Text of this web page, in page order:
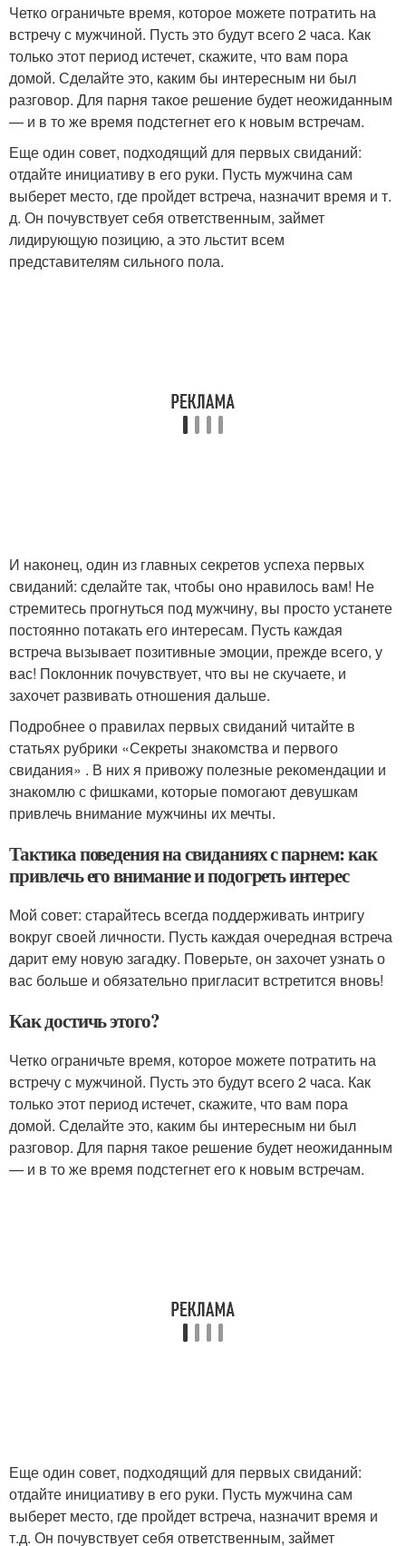
Четко ограничьте время, которое можете потратить на
встречу с мужчиной. Пусть это будут всего 2 часа. Как
только этот период истечет, скажите, что вам пора
домой. Сделайте это, каким бы интересным ни был
разговор. Для парня такое решение будет неожиданным
— и в то же время подстегнет его к новым встречам.
Еще один совет, подходящий для первых свиданий:
отдайте инициативу в его руки. Пусть мужчина сам
выберет место, где пройдет встреча, назначит время и т.
д. Он почувствует себя ответственным, займет
лидирующую позицию, а это льстит всем
представителям сильного пола.
И наконец, один из главных секретов успеха первых
свиданий: сделайте так, чтобы оно нравилось вам! Не
стремитесь прогнуться под мужчину, вы просто устанете
постоянно потакать его интересам. Пусть каждая
встреча вызывает позитивные эмоции, прежде всего, у
вас! Поклонник почувствует, что вы не скучаете, и
захочет развивать отношения дальше.
Подробнее о правилах первых свиданий читайте в
статьях рубрики «Секреты знакомства и первого
свидания» . В них я привожу полезные рекомендации и
знакомлю с фишками, которые помогают девушкам
привлечь внимание мужчины их мечты.
Тактика поведения на свиданиях с парнем: как
привлечь его внимание и подогреть интерес
Мой совет: старайтесь всегда поддерживать интригу
вокруг своей личности. Пусть каждая очередная встреча
дарит ему новую загадку. Поверьте, он захочет узнать о
вас больше и обязательно пригласит встретится вновь!
Как достичь этого?
Четко ограничьте время, которое можете потратить на
встречу с мужчиной. Пусть это будут всего 2 часа. Как
только этот период истечет, скажите, что вам пора
домой. Сделайте это, каким бы интересным ни был
разговор. Для парня такое решение будет неожиданным
— и в то же время подстегнет его к новым встречам.
Еще один совет, подходящий для первых свиданий:
отдайте инициативу в его руки. Пусть мужчина сам
выберет место, где пройдет встреча, назначит время и
т.д. Он почувствует себя ответственным, займет